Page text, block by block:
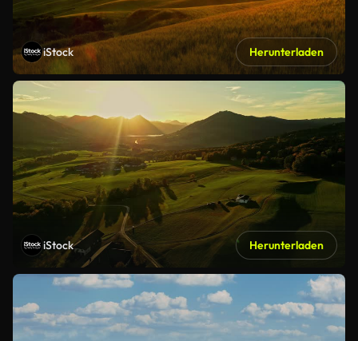
iStock Herunterladen
iStock Herunterladen